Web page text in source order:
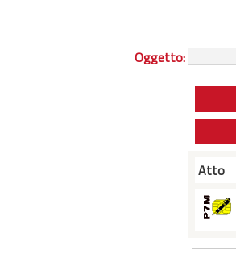
Oggetto:
Atto